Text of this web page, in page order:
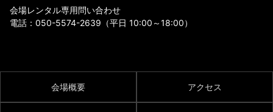
会場レンタル専用問い合わせ
電話： 050-5574-2639 （平日 10:00～18:00）
会場概要 アクセス